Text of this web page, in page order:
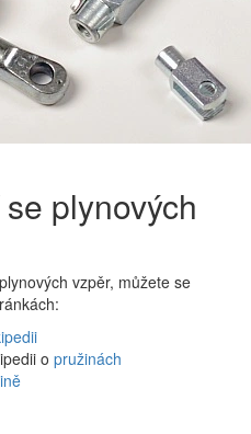
plynových
vzpěr, můžete se
o pružinách